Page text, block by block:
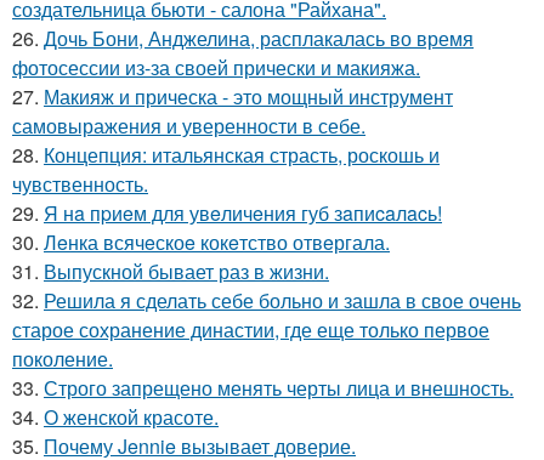
создательница бьюти - салона "Райхана".
26. Дочь Бони, Анджелина, расплакалась во время
фотосессии из-за своей прически и макияжа.
27. Макияж и прическа - это мощный инструмент
самовыражения и уверенности в себе.
28. Концепция: итальянская страсть, роскошь и
чувственность.
29. Я нa пpиeм для увeличeния губ зaпиcaлacь!
30. Лeнка всячeскоe кокeтство отвeргала.
31. Выпускной бывает раз в жизни.
32. Решила я сделать себе больно и зашла в свое очень
старое сохранение династии, где еще только первое
поколение.
33. Строго запрещено менять черты лица и внешность.
34. О женской красоте.
35. Почему Jennie вызывает доверие.